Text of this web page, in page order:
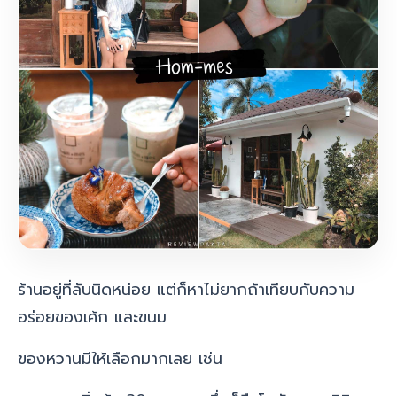
ร้านอยู่ที่ลับนิดหน่อย แต่ก็หาไม่ยากถ้าเทียบกับความ
อร่อยของเค้ก และขนม
ของหวานมีให้เลือกมากเลย เช่น